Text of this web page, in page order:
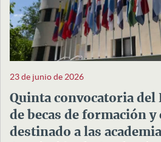
23 de junio de 2026
Quinta convocatoria del
de becas de formación
destinado a las